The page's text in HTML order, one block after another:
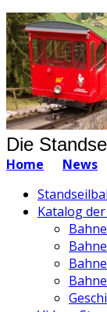
Die
Home News
Katalog